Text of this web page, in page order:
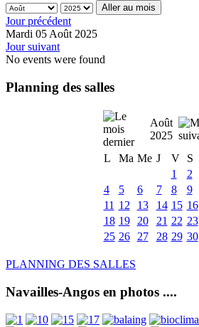
Aller au mois
Jour précédent
Mardi 05 Août 2025
Jour suivant
No events were found
Planning des salles
Août
2025
L
Ma Me J V S
1
2
4
5 6 7 8 9
11 12 13 14 15 16
18 19 20 21 22 23
25 26 27 28 29 30
PLANNING DES SALLES
Navailles-Angos en photos ....